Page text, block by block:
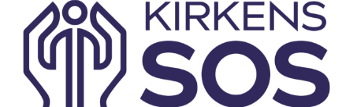
DIAKONI
KALENDER
KONTAKT